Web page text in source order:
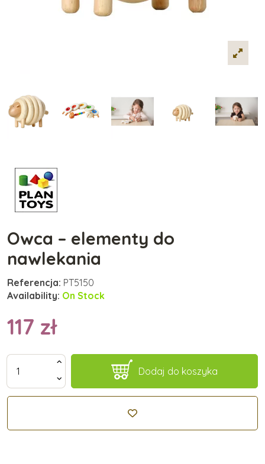
Owca – elementy do
nawlekania
Referencja: PT5150
Availability: On Stock
117 zł
Dodaj do koszyka